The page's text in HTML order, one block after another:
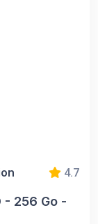
4.7
- 256 Go -